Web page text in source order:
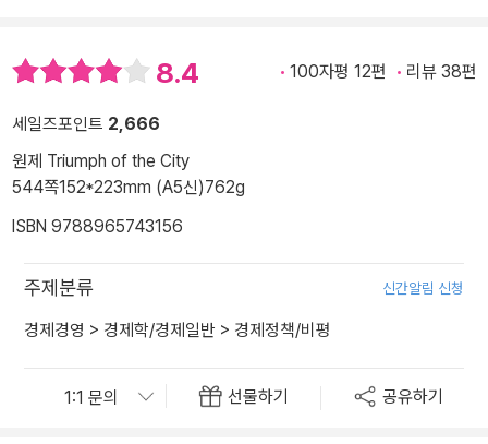
8.4 100자평 12편 리뷰 38편
세일즈포인트 2,666
원제 Triumph of the City
544쪽152*223mm (A5신)762g
ISBN 9788965743156
주제분류 신간알림 신청
경제경영 > 경제학/경제일반 > 경제정책/비평
선물하기 공유하기